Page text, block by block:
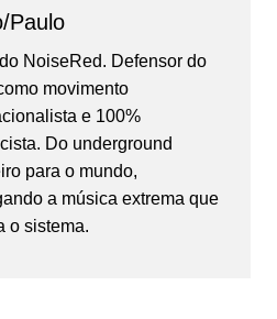
Paulo
NoiseRed. Defensor do
movimento
e 100%
Do underground
para o mundo,
a música extrema que
o sistema.